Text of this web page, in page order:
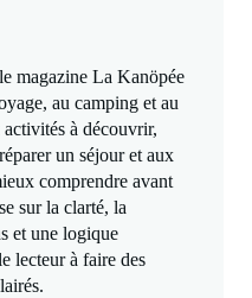
magazine La Kanöpée
au camping et au
à découvrir,
un séjour et aux
comprendre avant
sur la clarté, la
et une logique
lecteur à faire des